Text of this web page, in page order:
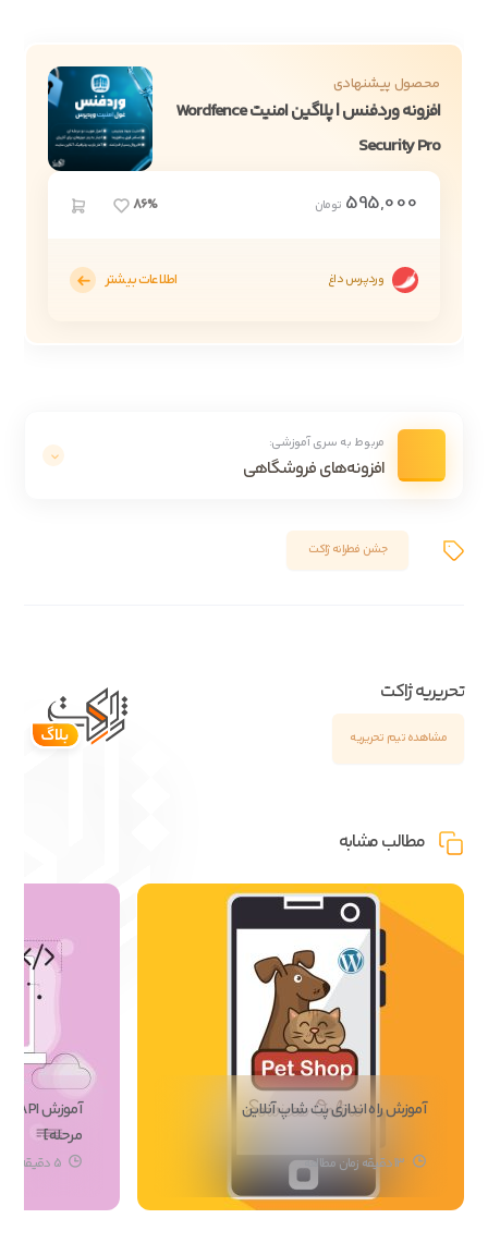
محصول پیشنهادی
افزونه وردفنس | پلاگین امنیت Wordfence
Security Pro
595,000 تومان 86%
وردپرس داغ اطلاعات بیشتر
مربوط به سری آموزشی:
افزونه‌های فروشگاهی
جشن فطرانه ژاکت
تحریریه ژاکت
مشاهده تیم تحریریه
مطالب مشابه
آموزش راه اندازی پت شاپ آنلاین
مرحله]
5 دقیقه دقیقه زمان مطالعه